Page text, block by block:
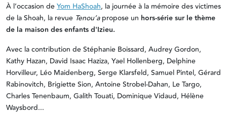
À l’occasion deYom HaShoah, la journée à la mémoire des victimes
de la Shoah, la revue Tenou’apropose un hors-série sur le thème
de la maison des enfants d'Izieu.
Avec la contribution de Stéphanie Boissard, Audrey Gordon,
Kathy Hazan, David Isaac Haziza, Yael Hollenberg, Delphine
Horvilleur, Léo Maidenberg, Serge Klarsfeld, Samuel Pintel, Gérard
Rabinovitch, Brigiette Sion, Antoine Strobel-Dahan, Le Targo,
Charles Tenenbaum, Galith Touati, Dominique Vidaud, Hélène
Waysbord...